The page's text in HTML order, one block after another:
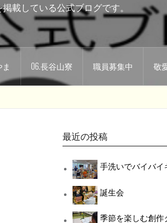
載している公式ブログです。
06.長谷山寮 職員募集中 敬
最近の投稿
手洗いでバイバイ
誕生会
季節を楽しむ創作